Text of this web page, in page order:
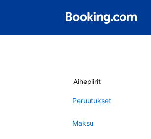
Aihepiirit
Peruutukset
Maksu